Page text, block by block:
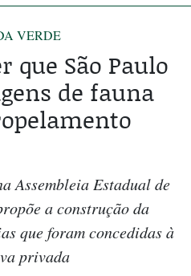
VERDE
que São Paulo
de fauna
Assembleia Estadual de
a construção da
que foram concedidas à
privada